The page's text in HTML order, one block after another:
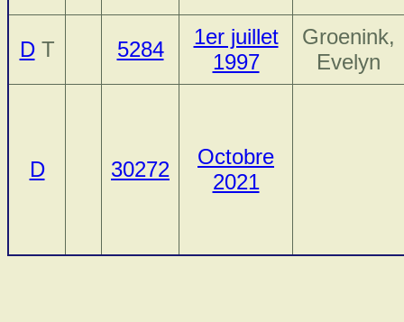
DT 5284
1er juillet
1997
Groenink,
Evelyn
D 30272
Octobre
2021